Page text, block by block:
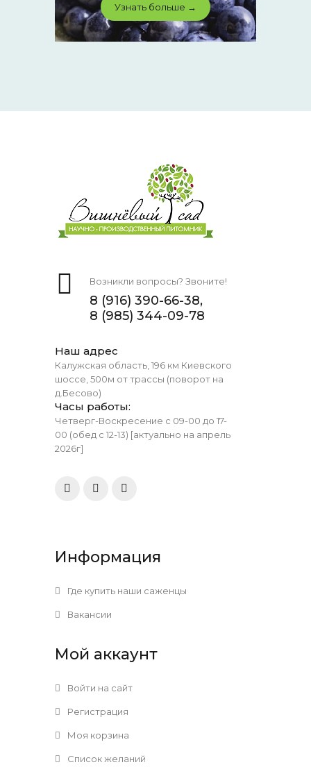
Узнать больше →
Возникли вопросы? Звоните!
8 (916) 390-66-38,
8 (985) 344-09-78
Наш адрес
Калужская область, 196 км Киевского
шоссе, 500м от трассы (поворот на
д.Бесово)
Часы работы:
Четверг-Воскресение с 09-00 до 17-
00 (обед с 12-13) [актуально на апрель
2026г]
Информация
Где купить наши саженцы
Вакансии
Мой аккаунт
Войти на сайт
Регистрация
Моя корзина
Список желаний